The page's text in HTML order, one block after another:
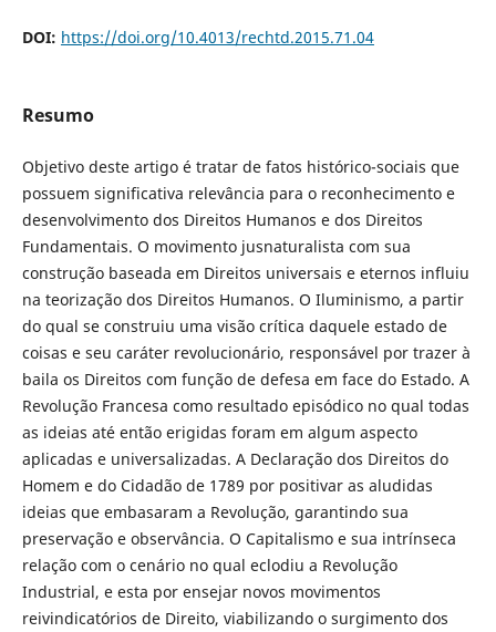
DOI: https://doi.org/10.4013/rechtd.2015.71.04
Resumo
Objetivo deste artigo é tratar de fatos histórico-sociais que
possuem significativa relevância para o reconhecimento e
desenvolvimento dos Direitos Humanos e dos Direitos
Fundamentais. O movimento jusnaturalista com sua
construção baseada em Direitos universais e eternos influiu
na teorização dos Direitos Humanos. O Iluminismo, a partir
do qual se construiu uma visão crítica daquele estado de
coisas e seu caráter revolucionário, responsável por trazer à
baila os Direitos com função de defesa em face do Estado. A
Revolução Francesa como resultado episódico no qual todas
as ideias até então erigidas foram em algum aspecto
aplicadas e universalizadas. A Declaração dos Direitos do
Homem e do Cidadão de 1789 por positivar as aludidas
ideias que embasaram a Revolução, garantindo sua
preservação e observância. O Capitalismo e sua intrínseca
relação com o cenário no qual eclodiu a Revolução
Industrial, e esta por ensejar novos movimentos
reivindicatórios de Direito, viabilizando o surgimento dos